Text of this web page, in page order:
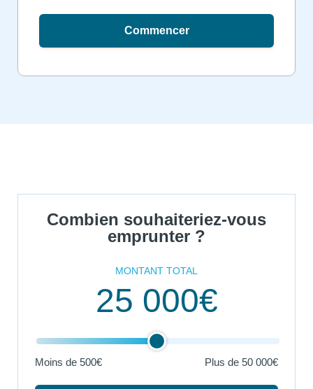
Commencer
Combien souhaiteriez-vous
emprunter ?
MONTANT TOTAL
25 000€
Moins de 500€ Plus de 50 000€